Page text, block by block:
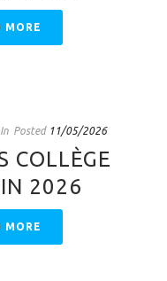
MORE
In Posted 11/05/2026
COLLÈGE
2026
MORE